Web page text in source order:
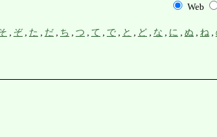
Web
ぞ, た だ ち つ て で と ど な に ぬ ね